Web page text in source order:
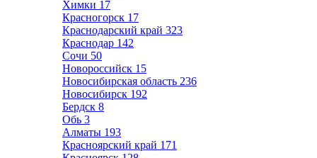
Химки 17
Красногорск 17
Краснодарский край 323
Краснодар 142
Сочи 50
Новороссийск 15
Новосибирская область 236
Новосибирск 192
Бердск 8
Обь 3
Алматы 193
Красноярский край 171